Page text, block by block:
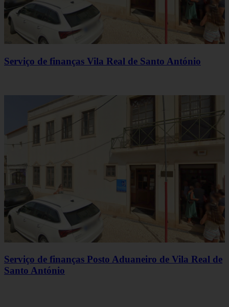
Serviço de finanças Vila Real de Santo António
Serviço de finanças Posto Aduaneiro de Vila Real de
Santo António